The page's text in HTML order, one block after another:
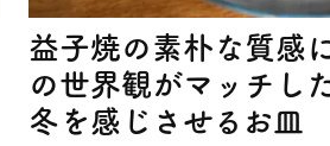
益子焼の素朴な質感
の世界観がマッチし
冬を感じさせるお皿